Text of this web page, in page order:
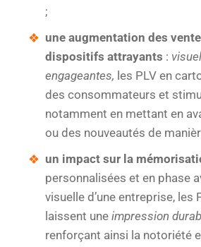
;
une augmentation des
dispositifs attrayants :
engageantes, les PLV en
des consommateurs et
notamment en mettant en
ou des nouveautés de
un impact sur la
personnalisées et en phase
visuelle d’une entreprise, les
laissent une impression
renforçant ainsi la notoriété